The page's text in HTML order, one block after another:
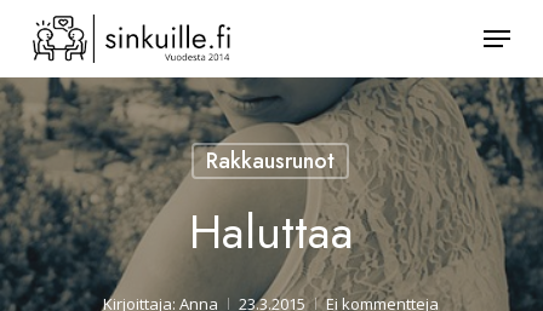
Skip
main
content
Rakkausrunot
Haluttaa
Kirjoittaja: Anna 23.3.2015 Ei kommentteja
Sulje